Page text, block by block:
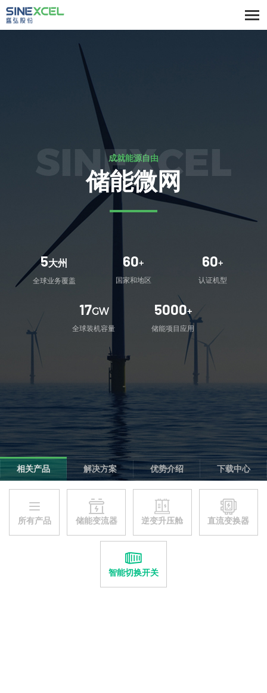
成就能源自由
储能微网
SINEXCEL
5大州
全球业务覆盖
60+
国家和地区
60+
认证机型
17GW
全球装机容量
5000+
储能项目应用
相关产品 解决方案 优势介绍 下载中心
所有产品 储能变流器 逆变升压舱 直流变换器
智能切换开关